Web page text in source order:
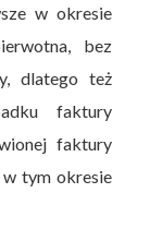
w okresie
bez
dlatego też
faktury
faktury
tym okresie